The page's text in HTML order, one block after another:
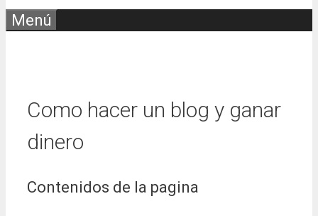
Menú
Como hacer un blog y ganar
dinero
Contenidos de la pagina